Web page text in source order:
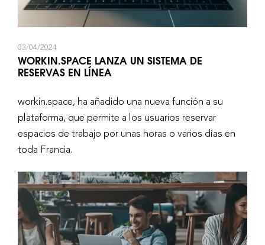
03/04/2024
WORKIN.SPACE LANZA UN SISTEMA DE
RESERVAS EN LÍNEA
workin.space, ha añadido una nueva función a su
plataforma, que permite a los usuarios reservar
espacios de trabajo por unas horas o varios días en
toda Francia.